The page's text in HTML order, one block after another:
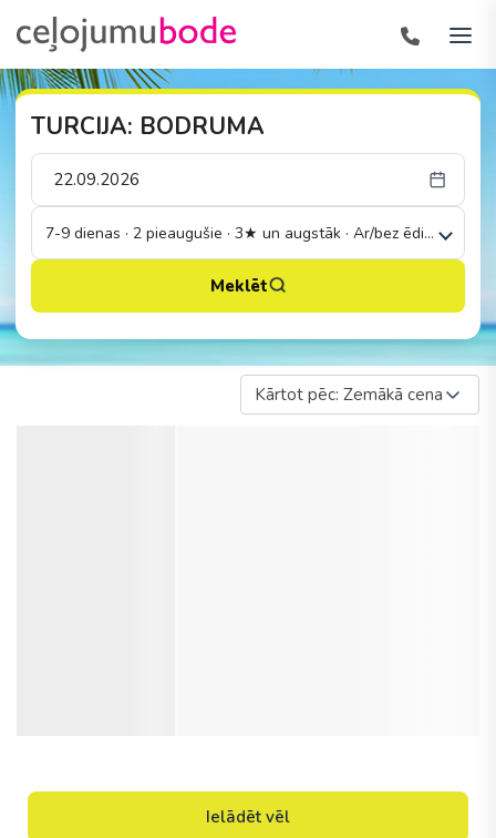
TURCIJA: BODRUMA
7-9 dienas · 2 pieaugušie · 3★ un augstāk · Ar/bez ēdināšanas
Meklēt
Kārtot pēc: Zemākā cena
Ielādēt vēl